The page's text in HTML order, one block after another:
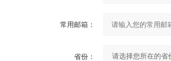
常用邮箱：
省份：